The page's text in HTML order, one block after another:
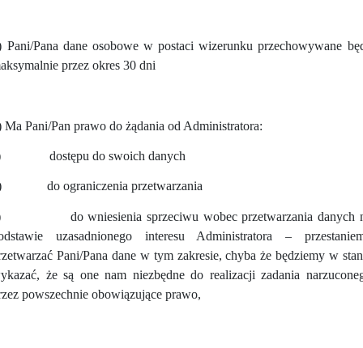
Pani/Pana dane osobowe w postaci wizerunku przechowywane
przez okres 30 dni
Ma Pani/Pan prawo do żądania od Administratora:
dostępu do swoich danych
do ograniczenia przetwarzania
do wniesienia sprzeciwu wobec przetwarzania danych
uzasadnionego interesu Administratora –
Pani/Pana dane w tym zakresie, chyba że będziemy w
że są one nam niezbędne do realizacji zadania
powszechnie obowiązujące prawo,